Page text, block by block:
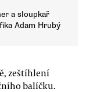
a sloupkař
Adam Hrubý
zeštíhlení
balíčku.